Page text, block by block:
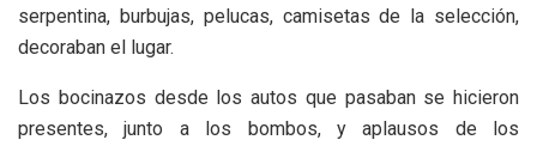
serpentina, burbujas, pelucas, camisetas de la selección,
decoraban el lugar.
Los bocinazos desde los autos que pasaban se hicieron
presentes, junto a los bombos, y aplausos de los